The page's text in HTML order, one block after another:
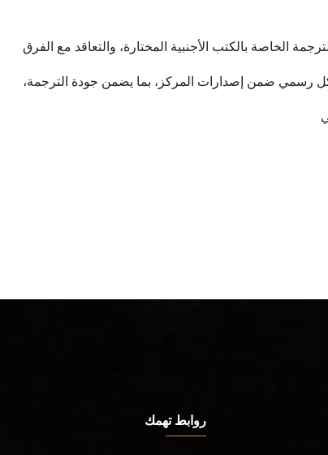
الخاصة بالكتب الأجنبية المختارة، والتعاقد مع الفرق
رسمي ضمن إصدارات المركز، بما يضمن جودة الترجمة،
روابط تهمك